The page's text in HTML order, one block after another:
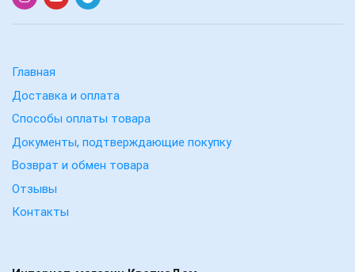
Главная
Доставка и оплата
Способы оплаты товара
Документы, подтверждающие покупку
Возврат и обмен товара
Отзывы
Контакты